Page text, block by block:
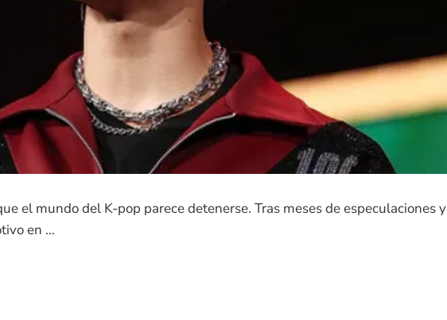
el mundo del K-pop parece detenerse. Tras meses de especulaciones y
en …